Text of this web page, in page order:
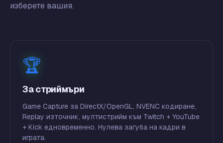
изберете вашия.
🏆
За стриймъри
Game Capture за DirectX/OpenGL, NVENC кодиране,
Replay източник, мултистрийм към Twitch + YouTube
+ Kick едновременно. Нулева загуба на кадри в
играта.